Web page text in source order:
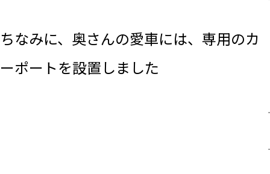
ちなみに、奥さんの愛車には、専用のカ
ーポートを設置しました
.
.